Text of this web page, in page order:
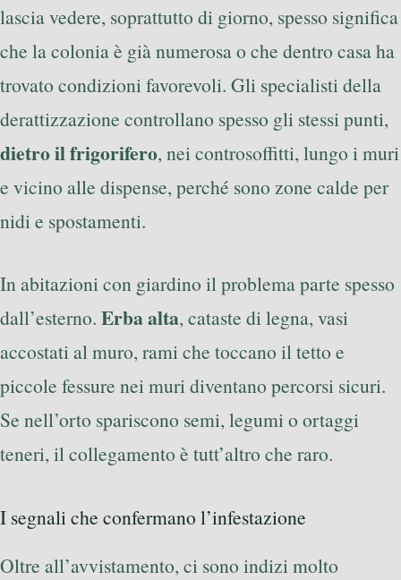
lascia vedere, soprattutto di giorno, spesso significa
che la colonia è già numerosa o che dentro casa ha
trovato condizioni favorevoli. Gli specialisti della
derattizzazione controllano spesso gli stessi punti,
dietro il frigorifero, nei controsoffitti, lungo i muri
e vicino alle dispense, perché sono zone calde per
nidi e spostamenti.
In abitazioni con giardino il problema parte spesso
dall’esterno. Erba alta, cataste di legna, vasi
accostati al muro, rami che toccano il tetto e
piccole fessure nei muri diventano percorsi sicuri.
Se nell’orto spariscono semi, legumi o ortaggi
teneri, il collegamento è tutt’altro che raro.
I segnali che confermano l’infestazione
Oltre all’avvistamento, ci sono indizi molto